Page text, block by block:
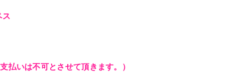
払いは不可とさせて頂きます。）